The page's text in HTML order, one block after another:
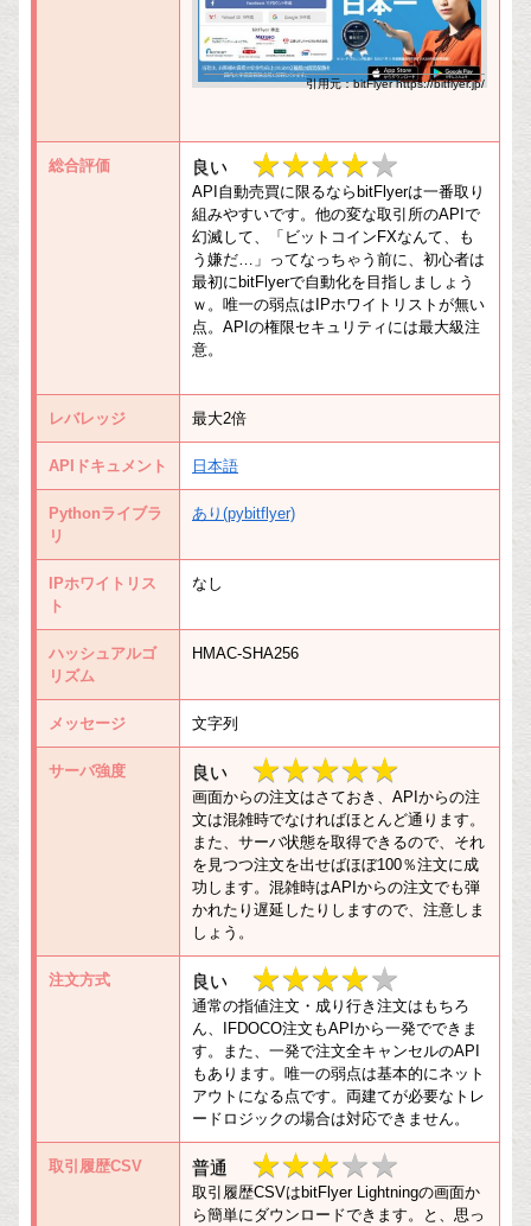
引用元：bitFlyer https://bitflyer.jp/
総合評価 良い
★★★★
★
★★★★★
API自動売買に限るならbitFlyerは一番取り
組みやすいです。他の変な取引所のAPIで
幻滅して、「ビットコインFXなんて、も
う嫌だ…」ってなっちゃう前に、初心者は
最初にbitFlyerで自動化を目指しましょう
ｗ。唯一の弱点はIPホワイトリストが無い
点。APIの権限セキュリティには最大級注
意。
レバレッジ 最大2倍
APIドキュメント 日本語
Pythonライブラ
リ
あり(pybitflyer)
IPホワイトリス
ト
なし
ハッシュアルゴ
リズム
HMAC-SHA256
メッセージ 文字列
サーバ強度 良い ★★★★★
★★★★★
画面からの注文はさておき、APIからの注
文は混雑時でなければほとんど通ります。
また、サーバ状態を取得できるので、それ
を見つつ注文を出せばほぼ100％注文に成
功します。混雑時はAPIからの注文でも弾
かれたり遅延したりしますので、注意しま
しょう。
注文方式 良い
★★★★
★
★★★★★
通常の指値注文・成り行き注文はもちろ
ん、IFDOCO注文もAPIから一発でできま
す。また、一発で注文全キャンセルのAPI
もあります。唯一の弱点は基本的にネット
アウトになる点です。両建てが必要なトレ
ードロジックの場合は対応できません。
取引履歴CSV 普通
★★★
★★
★★★★★
取引履歴CSVはbitFlyer Lightningの画面か
ら簡単にダウンロードできます。と、思っ